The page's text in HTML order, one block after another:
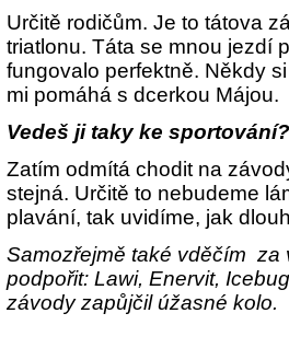
Určitě rodičům. Je to tátova
triatlonu. Táta se mnou jezdí
fungovalo perfektně. Někdy
mi pomáhá s dcerkou Májou.
Vedeš ji taky ke sportování?
Zatím odmítá chodit na
stejná. Určitě to nebudeme
plavání, tak uvidíme, jak
Samozřejmě také vděčím za
podpořit: Lawi, Enervit,
závody zapůjčil úžasné kolo.